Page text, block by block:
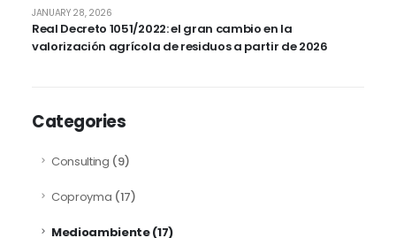
Real Decreto 1051/2022: el gran cambio en la
valorización agrícola de residuos a partir de 2026
JANUARY 28, 2026
Categories
Consulting (9)
Coproyma (17)
Medioambiente(17)